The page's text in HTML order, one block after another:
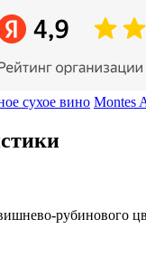
сухое вино Montes
рубинового